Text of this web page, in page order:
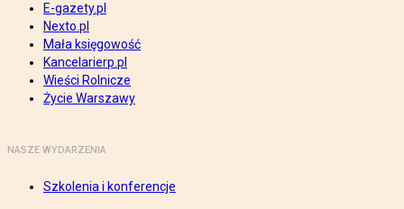
E-gazety.pl
Nexto.pl
Mała księgowość
Kancelarierp.pl
Wieści Rolnicze
Życie Warszawy
NASZE WYDARZENIA
Szkolenia i konferencje